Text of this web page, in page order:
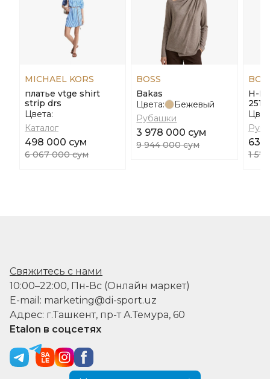
MICHAEL KORS
платье vtge shirt
strip drs
Цвета:
Каталог
498 000 сум
6 067 000 сум
BOSS
Bakas
Цвета:
Бежевый
Рубашки
3 978 000 сум
9 944 000 сум
H-
251
631
1
Свяжитесь с нами
10:00–22:00, Пн-Вс (Онлайн маркет)
E-mail: marketing@di-sport.uz
Адрес: г.Ташкент, пр-т А.Темура, 60
Etalon в соцсетях